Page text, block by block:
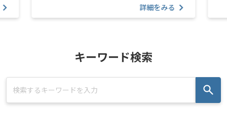
詳細をみる
キーワード検索